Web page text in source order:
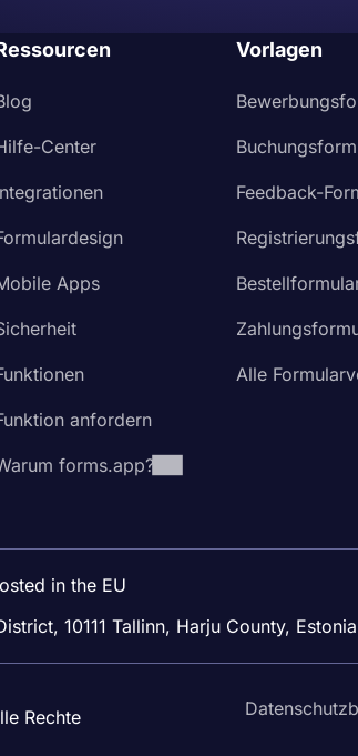
Center
Apps
anfordern
forms.app?
Vorlagen
Feedback-
Alle
in the EU
10111 Tallinn, Harju County, Estonia
Rechte